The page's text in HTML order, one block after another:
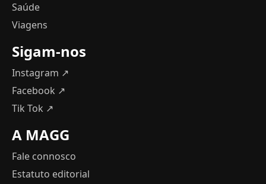
Saúde
Viagens
Sigam-nos
Instagram ↗
Facebook ↗
Tik Tok ↗
A MAGG
Fale connosco
Estatuto editorial